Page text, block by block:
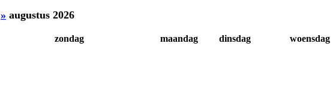
» augustus 2026
zondag maandag dinsdag woensdag